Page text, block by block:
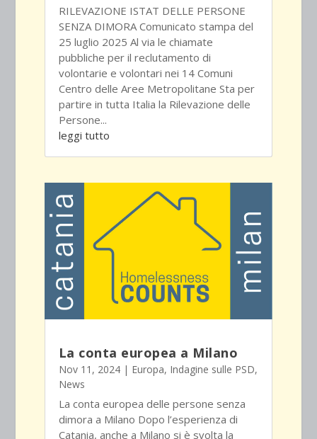
RILEVAZIONE ISTAT DELLE PERSONE
SENZA DIMORA Comunicato stampa del
25 luglio 2025 Al via le chiamate
pubbliche per il reclutamento di
volontarie e volontari nei 14 Comuni
Centro delle Aree Metropolitane Sta per
partire in tutta Italia la Rilevazione delle
Persone...
leggi tutto
La conta europea a Milano
Nov 11, 2024| Europa, Indagine sulle PSD,
News
La conta europea delle persone senza
dimora a Milano Dopo l’esperienza di
Catania, anche a Milano si è svolta la